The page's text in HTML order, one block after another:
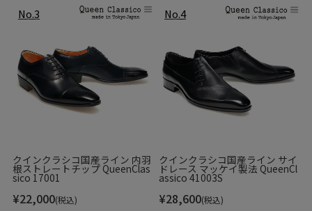
※クリックで商品が新ウィンドウで開きます。
MAGNANNI
History
足を包み込むような柔らかい履き心地。これがマグナーニの最大の特
ゼ製法』。ライニングとインソールを袋縫いにすることにより、足を
優しく包み込み、軽さと屈曲性に富んでいます。素材は全てにグレー
ドが高く、ラスト、色入れ、エレガントなデザイン性など、細部に至
るまで職人の拘りが詰まっています。
クインクラシコ国産ライン 内羽
根ストレートチップ QueenClas
sico 17001
¥22,000(税込)
クインクラシコ国産ライン サイ
ドレース マッケイ製法 QueenCl
assico 41003S
¥28,600(税込)